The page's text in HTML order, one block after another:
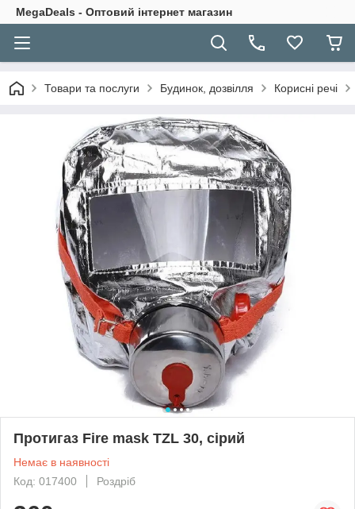
MegaDeals - Оптовий інтернет магазин
Товари та послуги Будинок, дозвілля Корисні речі
Протигаз Fire mask TZL 30, сірий
Немає в наявності
Код: 017400
Роздріб